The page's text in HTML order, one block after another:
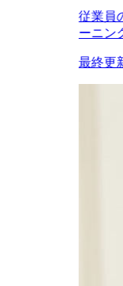
従業員
ーニン
最終更